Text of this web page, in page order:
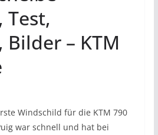
Test,
– KTM
Windschild für die KTM 790
war schnell und hat bei